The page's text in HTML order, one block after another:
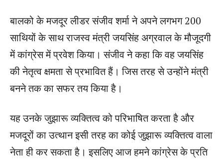
बालको के मजदूर लीडर संजीव शर्मा ने अपने लगभग 200
साथियों के साथ राजस्व मंत्री जयसिंह अग्रवाल के मौजूदगी
में कांग्रेस में प्रवेश किया। संजीव ने कहा कि वह जयसिंह
की नेतृत्व क्षमता से प्रभावित हैं। जिस तरह से उन्होंने मंत्री
बनने तक का सफर तय किया है।
यह उनके जुझारू व्यक्तित्व को परिभाषित करता है और
मजदूरों का उत्थान इसी तरह का कोई जुझारू व्यक्तित्व वाला
नेता ही कर सकता है। इसलिए आज हमने कांग्रेस के प्रति